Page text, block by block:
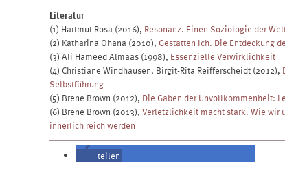
Literatur
(1) Hartmut Rosa (2016), Resonanz. Einen Soziologie der
(2) Katharina Ohana (2010), Gestatten Ich. Die Entdeckung
(3) Ali Hameed Almaas (1998), Essenzielle Verwirklichkeit
(4) Christiane Windhausen, Birgit-Rita Reifferscheidt (2012),
Selbstführung
(5) Brene Brown (2012), Die Gaben der Unvollkommenheit:
(6) Brene Brown (2013), Verletzlichkeit macht stark. Wie wir
innerlich reich werden
teilen
teilen